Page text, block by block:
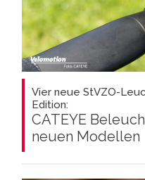
Vier neue StVZO-
Edition:
CATEYE
neuen Modellen